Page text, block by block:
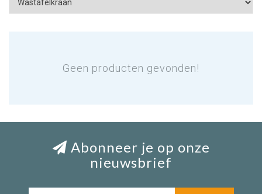
Geen producten gevonden!
Abonneer je op onze
nieuwsbrief